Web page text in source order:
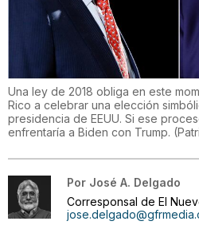
Una ley de 2018 obliga en este
Rico a celebrar una elección
presidencia de EEUU. Si ese
enfrentaría a Biden con Trump. (
Por José A. Delgado
Corresponsal de El